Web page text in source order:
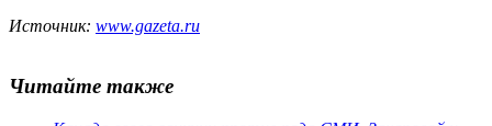
Источник: www.gazeta.ru
Читайте также